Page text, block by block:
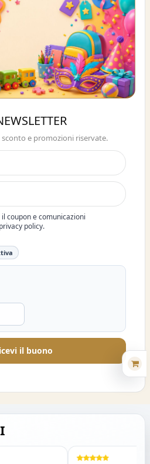
SUBITO UNO
e promozioni riservate.
coupon e comunicazioni
policy.
il buono